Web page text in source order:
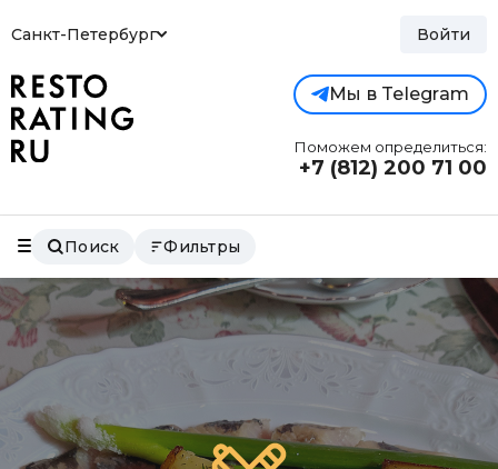
Санкт-Петербург Войти
Мы в Telegram
Поможем определиться:
+7 (812) 200 71 00
Поиск Фильтры